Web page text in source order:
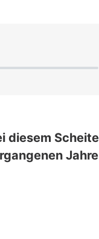
diesem